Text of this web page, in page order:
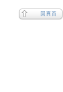
回頁首